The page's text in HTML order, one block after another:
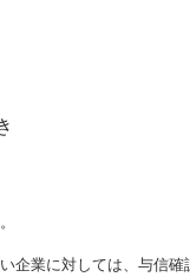
業に対しては、与